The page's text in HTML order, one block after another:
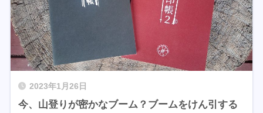
2023年1月26日
今、山登りが密かなブーム？ブームをけん引する